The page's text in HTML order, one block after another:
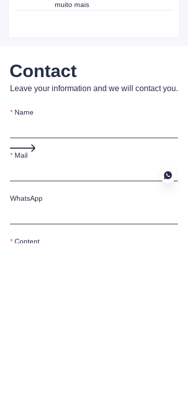
muito mais
Contact
Name
Mail
WhatsApp
Content
Leave your information and we will contact you.
PT